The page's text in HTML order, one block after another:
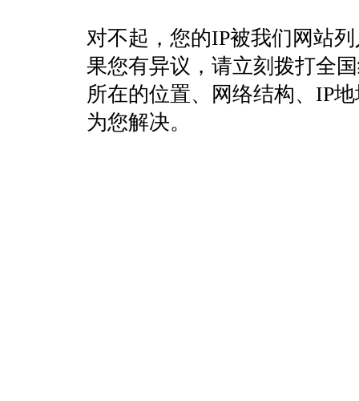
对不起，您的IP被我们网站
果您有异议，请立刻拨打全
所在的位置、网络结构、IP
为您解决。